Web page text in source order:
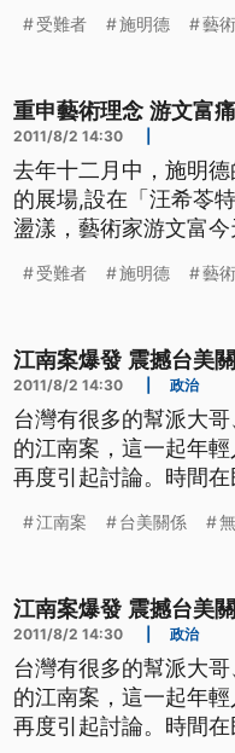
這是去年底，藝術家
受難者 施明德 藝
重申藝術理念 游文富
2011/8/2 14:30
去年十二月中，施明
的展場,設在「汪希苓
盪漾，藝術家游文富
這是去年底，藝術家
受難者 施明德 藝
江南案爆發 震撼台美
2011/8/2 14:30 政治
台灣有很多的幫派大
的江南案，這一起年
再度引起討論。時間
主使、到現在都還沒
江南案 台美關係
江南案爆發 震撼台美
2011/8/2 14:30 政治
台灣有很多的幫派大
的江南案，這一起年
再度引起討論。時間